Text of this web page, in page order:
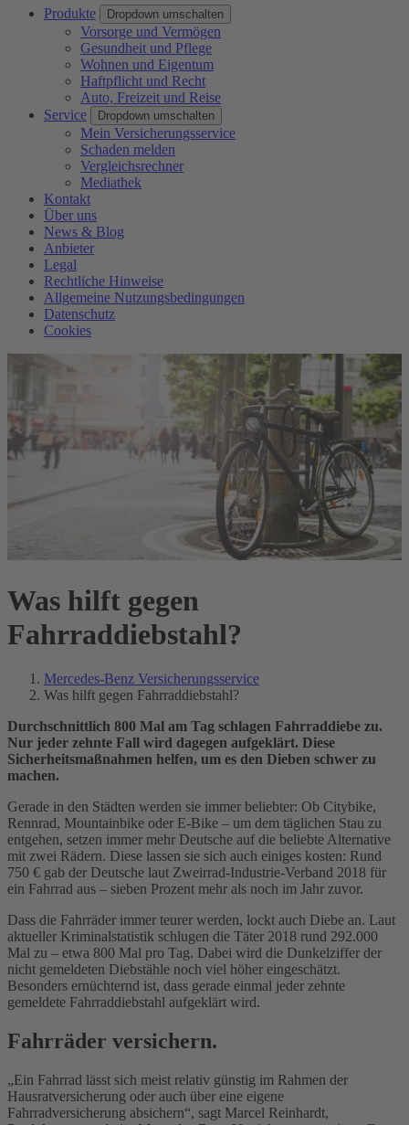
Produkte Dropdown umschalten
Vorsorge und Vermögen
Gesundheit und Pflege
Wohnen und Eigentum
Haftpflicht und Recht
Auto, Freizeit und Reise
Service
Dropdown umschalten
Mein Versicherungsservice
Schaden melden
Vergleichsrechner
Mediathek
Kontakt
Über uns
News & Blog
Anbieter
Legal
Rechtliche Hinweise
Allgemeine Nutzungsbedingungen
Datenschutz
Cookies
Was hilft gegen
Fahrraddiebstahl?
Mercedes-Benz Versicherungsservice
Was hilft gegen Fahrraddiebstahl?
Durchschnittlich 800 Mal am Tag schlagen Fahrraddiebe zu.
Nur jeder zehnte Fall wird dagegen aufgeklärt. Diese
Sicherheitsmaßnahmen helfen, um es den Dieben schwer zu
machen.
Gerade in den Städten werden sie immer beliebter: Ob Citybike,
Rennrad, Mountainbike oder E-Bike – um dem täglichen Stau zu
entgehen, setzen immer mehr Deutsche auf die beliebte Alternative
mit zwei Rädern. Diese lassen sie sich auch einiges kosten: Rund
750 € gab der Deutsche laut Zweirrad-Industrie-Verband 2018 für
ein Fahrrad aus – sieben Prozent mehr als noch im Jahr zuvor.
Dass die Fahrräder immer teurer werden, lockt auch Diebe an. Laut
aktueller Kriminalstatistik schlugen die Täter 2018 rund 292.000
Mal zu – etwa 800 Mal pro Tag. Dabei wird die Dunkelziffer der
nicht gemeldeten Diebstähle noch viel höher eingeschätzt.
Besonders ernüchternd ist, dass gerade einmal jeder zehnte
gemeldete Fahrraddiebstahl aufgeklärt wird.
Fahrräder versichern.
„Ein Fahrrad lässt sich meist relativ günstig im Rahmen der
Hausratversicherung oder auch über eine eigene
Fahrradversicherung absichern“, sagt Marcel Reinhardt,